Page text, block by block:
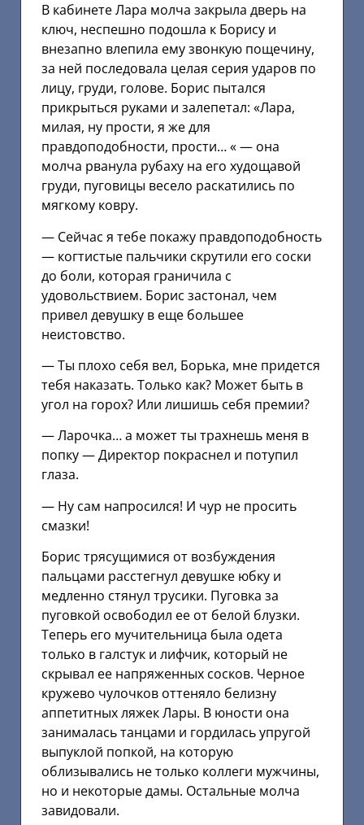
В кабинете Лара молча закрыла дверь на
ключ, неспешно подошла к Борису и
внезапно влепила ему звонкую пощечину,
за ней последовала целая серия ударов по
лицу, груди, голове. Борис пытался
прикрыться руками и залепетал: «Лара,
милая, ну прости, я же для
правдоподобности, прости… « — она
молча рванула рубаху на его худощавой
груди, пуговицы весело раскатились по
мягкому ковру.
— Сейчас я тебе покажу правдоподобность
— когтистые пальчики скрутили его соски
до боли, которая граничила с
удовольствием. Борис застонал, чем
привел девушку в еще большее
неистовство.
— Ты плохо себя вел, Борька, мне придется
тебя наказать. Только как? Может быть в
угол на горох? Или лишишь себя премии?
— Ларочка… а может ты трахнешь меня в
попку — Директор покраснел и потупил
глаза.
— Ну сам напросился! И чур не просить
смазки!
Борис трясущимися от возбуждения
пальцами расстегнул девушке юбку и
медленно стянул трусики. Пуговка за
пуговкой освободил ее от белой блузки.
Теперь его мучительница была одета
только в галстук и лифчик, который не
скрывал ее напряженных сосков. Черное
кружево чулочков оттеняло белизну
аппетитных ляжек Лары. В юности она
занималась танцами и гордилась упругой
выпуклой попкой, на которую
облизывались не только коллеги мужчины,
но и некоторые дамы. Остальные молча
завидовали.